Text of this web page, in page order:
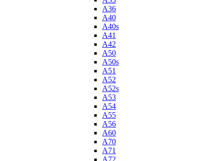
A36
A40
A40s
A41
A42
A50
A50s
A51
A52
A52s
A53
A54
A55
A56
A60
A70
A71
A72